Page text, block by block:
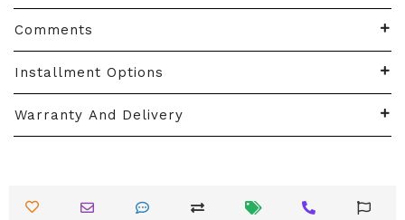
Comments
Installment Options
Warranty And Delivery